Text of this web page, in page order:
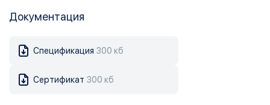
Документация
Спецификация 300 кб
Сертификат 300 кб